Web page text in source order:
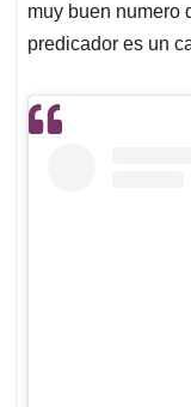
muy buen numero
predicador es un